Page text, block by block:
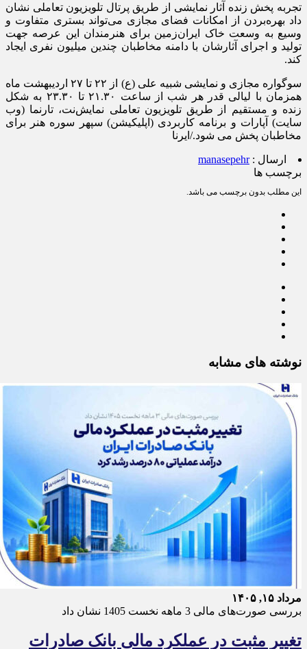
تجربه پخش زنده آثار نمایشی از طریق پرتال تلویزیون تعاملی نشان
داد بهره‌بردن از امکانات فضای مجازی می‌تواند بستری متفاوت و
وسیع به وسعت خاک ایران‌زمین برای هنرمندان این عرصه جهت
تولید و اجرای آثارشان با دامنه مخاطبان چندین میلیون نفری ایجاد
کند.
سوگواره مجازی و نمایشی شبیه علی (ع) از ۲۲ تا ۲۷ اردیبهشت ماه
همزمان با لیالی قدر هر شب از ساعت ۲۱.۳۰ تا ۲۳.۳۰ به شکل
زنده و مستقیم از طریق تلویزیون تعاملی نمایش‌نت، تارنما (وب
سایت) آپارات و برنامه کاربردی (اپلیکیشن) سپهر سوره هنر برای
مخاطبان پخش می شود./ایرنا
ارسال :manasepehr
برچسب ها
این مطلب بدون برچسب می باشد.
نوشته های مشابه
مرداد ۱۵, ۱۴۰۵
بررسی صورت‌های مالی 3 ماهه نخست 1405 نشان داد
تغییر مثبت در عملکرد مالی بانک صادرات